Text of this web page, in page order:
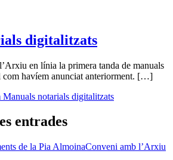
digitalitzats
en línia la primera tanda de manuals
com havíem anunciat anteriorment. […]
Manuals notarials digitalitzats
entrades
de la Pia AlmoinaConveni amb l’Arxiu